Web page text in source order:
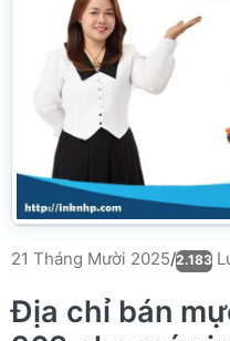
21 Tháng Mười 2025/2.183
Địa chỉ bán